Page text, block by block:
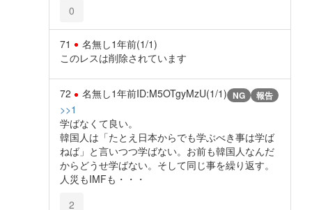
0
71 名無し1年前(1/1)
このレスは削除されています
72 名無し1年前ID:M5OTgyMzU(1/1) NG 報告
>>1
学ばなくて良い。
韓国人は「たとえ日本からでも学ぶべき事は学ば
ねば」と言いつつ学ばない。お前も韓国人なんだ
からどうせ学ばない。そして同じ事を繰り返す。
人災もIMFも・・・
2